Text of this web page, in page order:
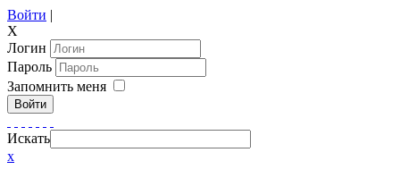
Войти |
X
Логин
Пароль
Запомнить меня
Войти
Искать
x